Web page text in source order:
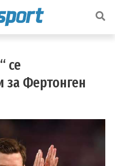
се
за Фертонген